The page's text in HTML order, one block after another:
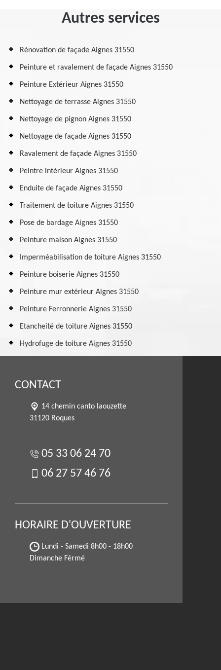
Autres services
Rénovation de façade Aignes 31550
Peinture et ravalement de façade Aignes 31550
Peinture Extérieur Aignes 31550
Nettoyage de terrasse Aignes 31550
Nettoyage de pignon Aignes 31550
Nettoyage de façade Aignes 31550
Ravalement de façade Aignes 31550
Peintre intérieur Aignes 31550
Enduite de façade Aignes 31550
Traitement de toiture Aignes 31550
Pose de bardage Aignes 31550
Peinture maison Aignes 31550
Imperméabilisation de toiture Aignes 31550
Peinture boiserie Aignes 31550
Peinture mur extérieur Aignes 31550
Peinture Ferronnerie Aignes 31550
Etancheité de toiture Aignes 31550
Hydrofuge de toiture Aignes 31550
CONTACT
14 chemin canto laouzette
31120 Roques
05 33 06 24 70
06 27 57 46 76
HORAIRE D'OUVERTURE
Lundi - Samedi 8h00 - 18h00
Dimanche Férmé